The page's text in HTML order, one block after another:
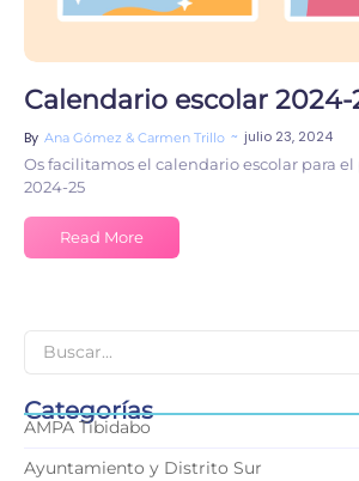
Calendario escolar 2024-
By Ana Gómez & Carmen Trillo ~ julio 23, 2024
Os facilitamos el calendario escolar para
2024-25
Read More
Categorías
AMPA Tibidabo
Ayuntamiento y Distrito Sur